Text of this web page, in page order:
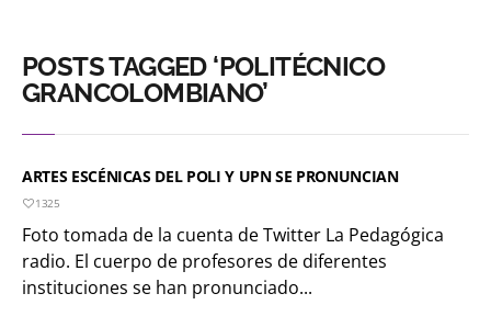
POSTS TAGGED ‘POLITÉCNICO
GRANCOLOMBIANO’
ARTES ESCÉNICAS DEL POLI Y UPN SE PRONUNCIAN
1325
Foto tomada de la cuenta de Twitter La Pedagógica
radio. El cuerpo de profesores de diferentes
instituciones se han pronunciado...